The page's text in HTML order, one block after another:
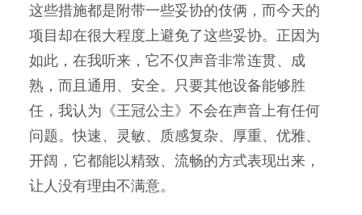
这些措施都是附带一些妥协的伎俩，而今天的
项目却在很大程度上避免了这些妥协。正因为
如此，在我听来，它不仅声音非常连贯、成
熟，而且通用、安全。只要其他设备能够胜
任，我认为《王冠公主》不会在声音上有任何
问题。快速、灵敏、质感复杂、厚重、优雅、
开阔，它都能以精致、流畅的方式表现出来，
让人没有理由不满意。